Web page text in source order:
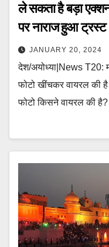
ले सकता है बड़ा
पर नाराज हुआ ट्रस्ट
JANUARY 20, 2024
देश/अयोध्या|News T20:
फोटो खींचकर वायरल की
फोटो किसने वायरल की